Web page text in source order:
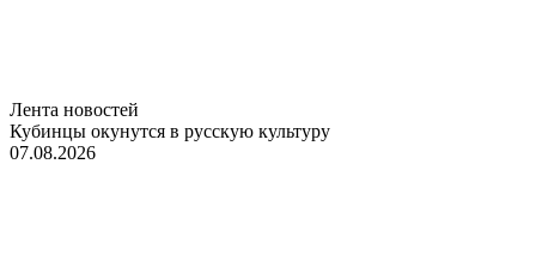
Лента новостей
Кубинцы окунутся в русскую культуру
07.08.2026